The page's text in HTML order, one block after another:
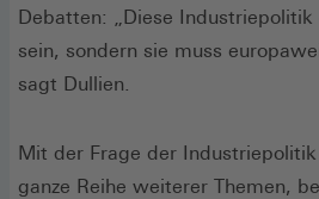
Debatten: „Diese
sein, sondern sie muss
sagt Dullien.
Mit der Frage der
ganze Reihe weiterer Themen,